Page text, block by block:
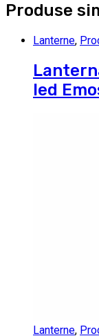
Produse
Lanterne,
led
Lanterne,